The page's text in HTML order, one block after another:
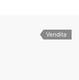
Vendita